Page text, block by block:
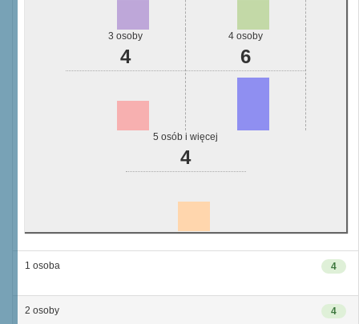
3 osoby
4
4 osoby
6
5 osób i więcej
4
4
1 osoba
4
2 osoby